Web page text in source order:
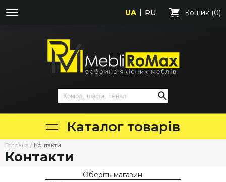
UA RU Кошик (0)
Каталог товарів
Головна / Контакти
Контакти
Оберіть магазин: